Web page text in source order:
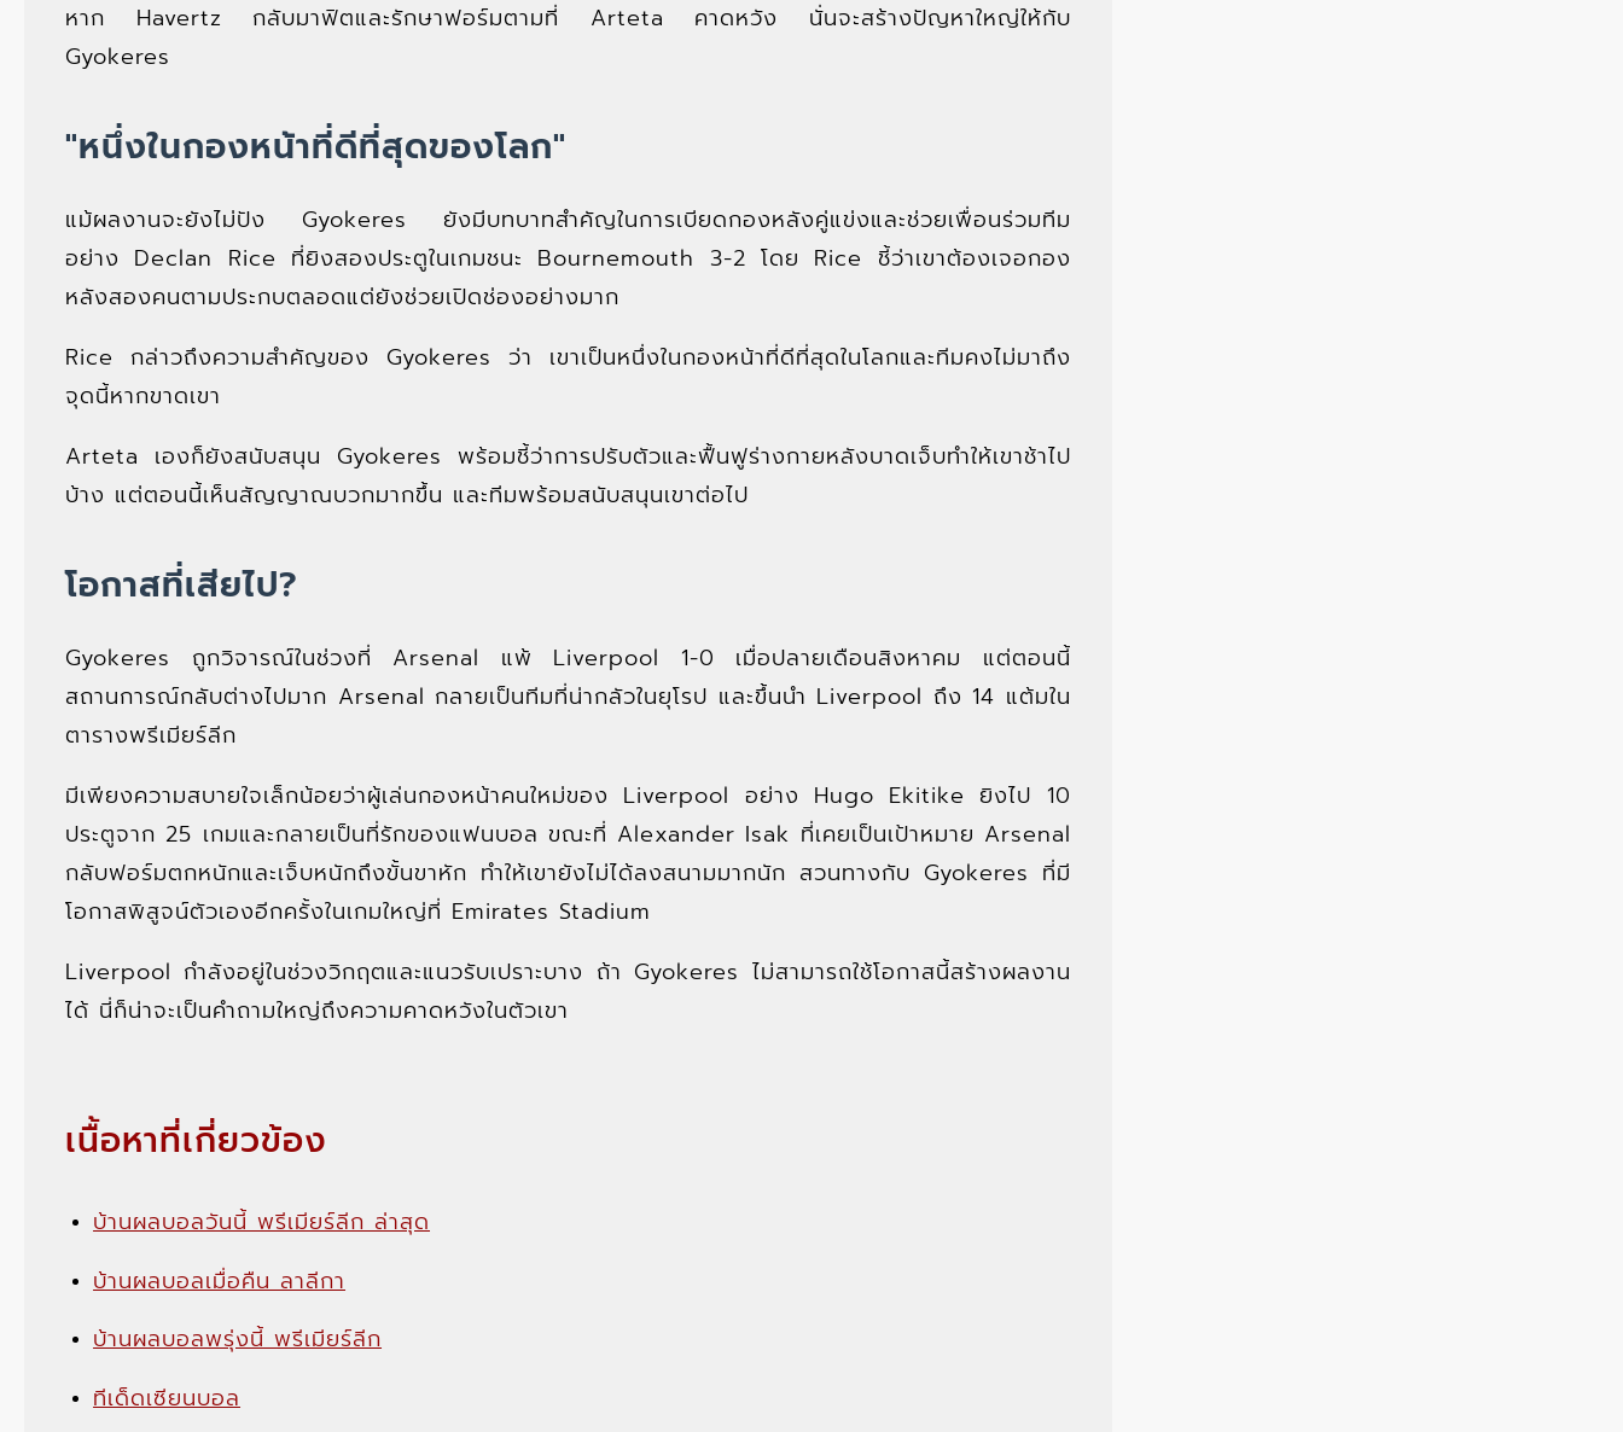
หาก Havertz กลับมาฟิตและรักษาฟอร์มตามที่ Arteta คาดหวัง นั่นจะสร้างปัญหาใหญ่ให้กับ
Gyokeres
"หนึ่งในกองหน้าที่ดีที่สุดของโลก"
แม้ผลงานจะยังไม่ปัง Gyokeres ยังมีบทบาทสำคัญในการเบียดกองหลังคู่แข่งและช่วยเพื่อนร่วมทีม
อย่าง Declan Rice ที่ยิงสองประตูในเกมชนะ Bournemouth 3-2 โดย Rice ชี้ว่าเขาต้องเจอกอง
หลังสองคนตามประกบตลอดแต่ยังช่วยเปิดช่องอย่างมาก
Rice กล่าวถึงความสำคัญของ Gyokeres ว่า เขาเป็นหนึ่งในกองหน้าที่ดีที่สุดในโลกและทีมคงไม่มาถึง
จุดนี้หากขาดเขา
Arteta เองก็ยังสนับสนุน Gyokeres พร้อมชี้ว่าการปรับตัวและฟื้นฟูร่างกายหลังบาดเจ็บทำให้เขาช้าไป
บ้าง แต่ตอนนี้เห็นสัญญาณบวกมากขึ้น และทีมพร้อมสนับสนุนเขาต่อไป
โอกาสที่เสียไป?
Gyokeres ถูกวิจารณ์ในช่วงที่ Arsenal แพ้ Liverpool 1-0 เมื่อปลายเดือนสิงหาคม แต่ตอนนี้
สถานการณ์กลับต่างไปมาก Arsenal กลายเป็นทีมที่น่ากลัวในยุโรป และขึ้นนำ Liverpool ถึง 14 แต้มใน
ตารางพรีเมียร์ลีก
มีเพียงความสบายใจเล็กน้อยว่าผู้เล่นกองหน้าคนใหม่ของ Liverpool อย่าง Hugo Ekitike ยิงไป 10
ประตูจาก 25 เกมและกลายเป็นที่รักของแฟนบอล ขณะที่ Alexander Isak ที่เคยเป็นเป้าหมาย Arsenal
กลับฟอร์มตกหนักและเจ็บหนักถึงขั้นขาหัก ทำให้เขายังไม่ได้ลงสนามมากนัก สวนทางกับ Gyokeres ที่มี
โอกาสพิสูจน์ตัวเองอีกครั้งในเกมใหญ่ที่ Emirates Stadium
Liverpool กำลังอยู่ในช่วงวิกฤตและแนวรับเปราะบาง ถ้า Gyokeres ไม่สามารถใช้โอกาสนี้สร้างผลงาน
ได้ นี่ก็น่าจะเป็นคำถามใหญ่ถึงความคาดหวังในตัวเขา
เนื้อหาที่เกี่ยวข้อง
บ้านผลบอลวันนี้ พรีเมียร์ลีก ล่าสุด
บ้านผลบอลเมื่อคืน ลาลีกา
บ้านผลบอลพรุ่งนี้ พรีเมียร์ลีก
ทีเด็ดเซียนบอล